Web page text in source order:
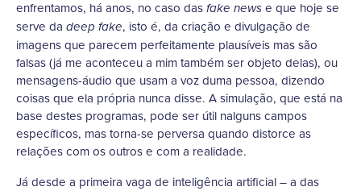
enfrentamos, há anos, no caso das fake news e que hoje se
serve da deep fake, isto é, da criação e divulgação de
imagens que parecem perfeitamente plausíveis mas são
falsas (já me aconteceu a mim também ser objeto delas), ou
mensagens-áudio que usam a voz duma pessoa, dizendo
coisas que ela própria nunca disse. A simulação, que está na
base destes programas, pode ser útil nalguns campos
específicos, mas torna-se perversa quando distorce as
relações com os outros e com a realidade.
Já desde a primeira vaga de inteligência artificial – a das